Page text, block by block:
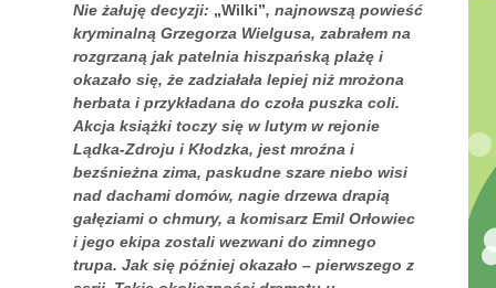
Nie żałuję decyzji: „Wilki”, najnowszą powieść
kryminalną Grzegorza Wielgusa, zabrałem na
rozgrzaną jak patelnia hiszpańską plażę i
okazało się, że zadziałała lepiej niż mrożona
herbata i przykładana do czoła puszka coli.
Akcja książki toczy się w lutym w rejonie
Lądka-Zdroju i Kłodzka, jest mroźna i
bezśnieżna zima, paskudne szare niebo wisi
nad dachami domów, nagie drzewa drapią
gałęziami o chmury, a komisarz Emil Orłowiec
i jego ekipa zostali wezwani do zimnego
trupa. Jak się później okazało – pierwszego z